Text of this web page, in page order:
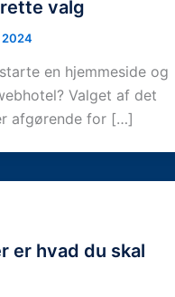
valg
en hjemmeside og
Valget af det
afgørende for […]
er hvad du skal